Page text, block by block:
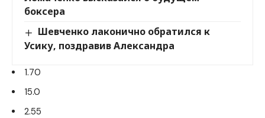
боксера
Шевченко лаконично обратился к
Усику, поздравив Александра
1.70
15.0
2.55